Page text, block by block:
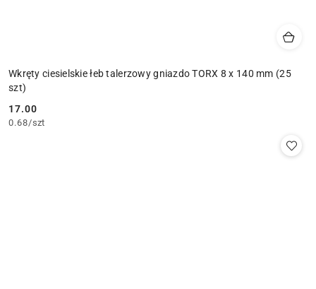
Wkręty ciesielskie łeb talerzowy gniazdo TORX 8 x 140 mm (25
szt)
Cena:
17.00
0.68/szt